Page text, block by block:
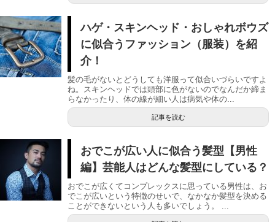
ハゲ・スキンヘッド・おしゃれボウズ
に似合うファッション（服装）を紹
介！
髪の毛がないとどうしても洋服って似合いづらいですよ
ね。スキンヘッドでは頭部に色がないのでなんだか締ま
らなかったり、体の線が細い人は病気や体の...
記事を読む
おでこが広い人に似合う髪型【男性
編】芸能人はどんな髪型にしている？
おでこが広くてコンプレックスに思っている男性は、お
でこが広いという特徴のせいで、なかなか髪型を決める
ことができないという人も多いでしょう。 ...